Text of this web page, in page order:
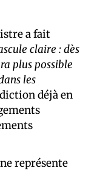
a fait
claire : dès
plus possible
les
déjà en
représente